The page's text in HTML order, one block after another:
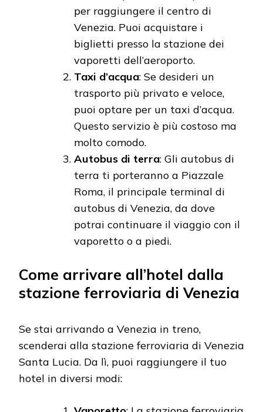
per raggiungere il centro di
Venezia. Puoi acquistare i
biglietti presso la stazione dei
vaporetti dell’aeroporto.
Taxi d’acqua: Se desideri un
trasporto più privato e veloce,
puoi optare per un taxi d’acqua.
Questo servizio è più costoso ma
molto comodo.
Autobus di terra: Gli autobus di
terra ti porteranno a Piazzale
Roma, il principale terminal di
autobus di Venezia, da dove
potrai continuare il viaggio con il
vaporetto o a piedi.
Come arrivare all’hotel dalla
stazione ferroviaria di Venezia
Se stai arrivando a Venezia in treno,
scenderai alla stazione ferroviaria di Venezia
Santa Lucia. Da lì, puoi raggiungere il tuo
hotel in diversi modi: